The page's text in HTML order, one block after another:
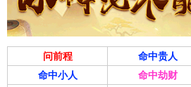
问前程 命中贵人
命中小人
命中劫财